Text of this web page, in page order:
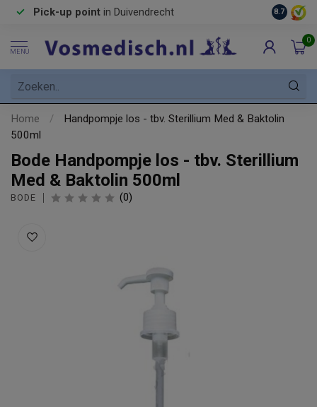
Pick-up point in Duivendrecht 8.7
MENU
0
Home /
Handpompje los - tbv. Sterillium Med & Baktolin
500ml
Bode Handpompje los - tbv. Sterillium
Med & Baktolin 500ml
BODE (0)